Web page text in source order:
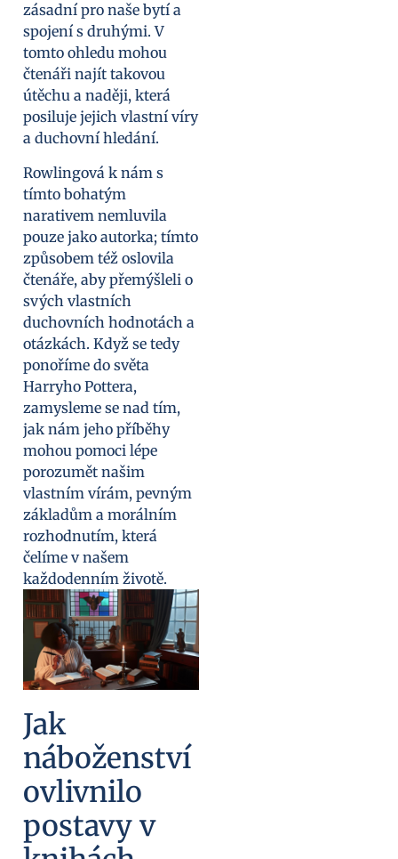
zásadní pro naše bytí a
spojení s druhými. V
tomto ohledu mohou
čtenáři najít takovou
útěchu a naději, která
posiluje jejich vlastní víry
a duchovní hledání.
Rowlingová k nám s
tímto bohatým
narativem nemluvila
pouze jako autorka; tímto
způsobem též oslovila
čtenáře, aby přemýšleli o
svých vlastních
duchovních hodnotách a
otázkách. Když se tedy
ponoříme do světa
Harryho Pottera,
zamysleme se nad tím,
jak nám jeho příběhy
mohou pomoci lépe
porozumět našim
vlastním vírám, pevným
základům a morálním
rozhodnutím, která
čelíme v našem
každodenním životě.
Jak
náboženství
ovlivnilo
postavy v